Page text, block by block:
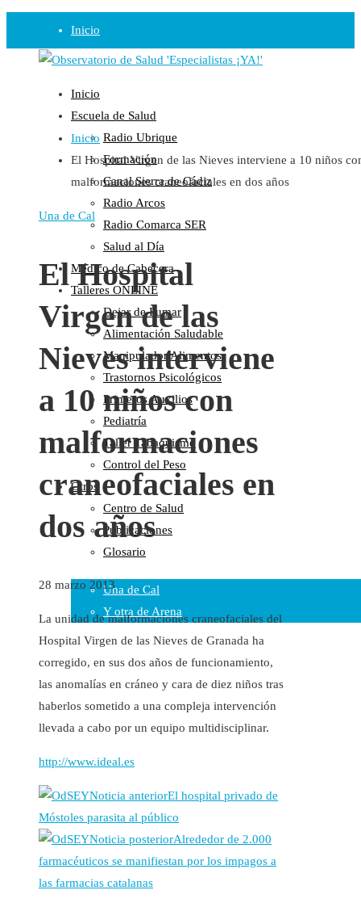
Inicio
Observatorio
Opinión
Radio
Guadalinfo Salud
Radio Guadalete
COPE Pontevedra
Salud en Radio Ubrique
Salud en Verano
Plataforma
Manifiestos
Comunicados
En nuestra Web
Colaboraciones
Cartas al Director
Medios de Comunicación
Otros
Vídeos
Audio
Cara Oscura Sanidad
Humor
Cal y Arena
Una de Cal
Y otra de Arena
Noticias Sanitarias
Enlaces
Newsletter
Inicio
Escuela de Salud
Radio Ubrique
Formación
Canal Sierra de Cádiz
Radio Arcos
Radio Comarca SER
Salud al Día
Médico de Cabecera
Talleres ONLINE
Dejar de Fumar
Alimentación Saludable
Manipulador Alimentos
Trastornos Psicológicos
Primeros Auxilios
Pediatría
Taller Tabaquismo
Control del Peso
Otros
Centro de Salud
Publicaciones
Glosario
Inicio
El Hospital Virgen de las Nieves interviene a 10 niños
malformaciones craneofaciales en dos años
Una de Cal
El Hospital
Virgen de las
Nieves interviene
a 10 niños con
malformaciones
craneofaciales en
dos años
28 marzo 2013
La unidad de malformaciones craneofaciales del
Hospital Virgen de las Nieves de Granada ha
corregido, en sus dos años de funcionamiento,
las anomalías en cráneo y cara de diez niños tras
haberlos sometido a una compleja intervención
llevada a cabo por un equipo multidisciplinar.
http://www.ideal.es
Noticia anteriorEl hospital privado de
Móstoles parasita al público
Noticia posteriorAlrededor de 2.000
farmacéuticos se manifiestan por los impagos a
las farmacias catalanas